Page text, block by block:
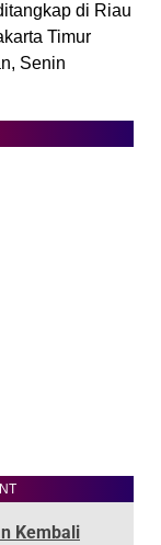
di Riau
Timur
Senin
Kembali